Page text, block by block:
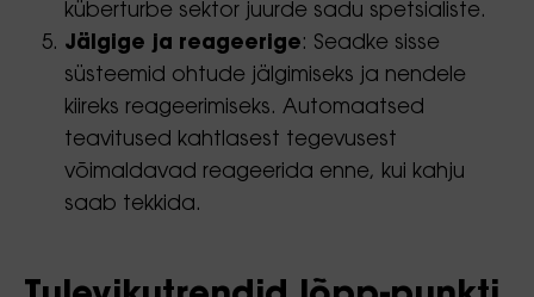
küberturbe sektor juurde sadu spetsialiste.
Jälgige ja reageerige: Seadke sisse
süsteemid ohtude jälgimiseks ja nendele
kiireks reageerimiseks. Automaatsed
teavitused kahtlasest tegevusest
võimaldavad reageerida enne, kui kahju
saab tekkida.